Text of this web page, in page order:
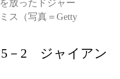
放ったドジャー
ス（写真＝Getty
2 ジャイアン